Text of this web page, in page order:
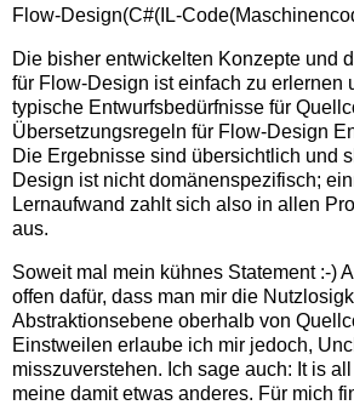
Flow-Design(C#(IL-
Die bisher entwickelten Konzepte und
für Flow-Design ist einfach zu erlernen
typische Entwurfsbedürfnisse für
Übersetzungsregeln für Flow-Design
Die Ergebnisse sind übersichtlich und
Design ist nicht domänenspezifisch;
Lernaufwand zahlt sich also in allen
aus.
Soweit mal mein kühnes Statement :-)
offen dafür, dass man mir die
Abstraktionsebene oberhalb von
Einstweilen erlaube ich mir jedoch,
misszuverstehen. Ich sage auch: It is
meine damit etwas anderes. Für mich